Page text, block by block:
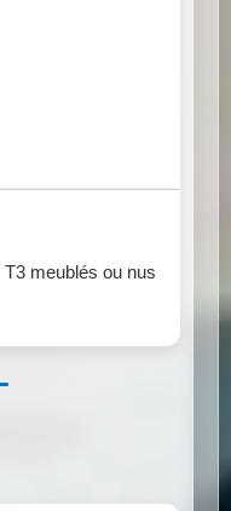
meublés ou nus